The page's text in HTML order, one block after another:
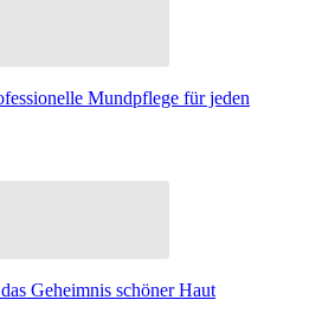
Mundpflege für jeden
Geheimnis schöner Haut